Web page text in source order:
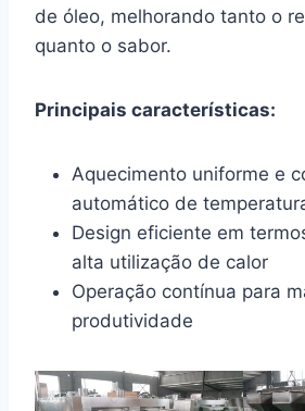
de óleo, melhorando tanto o
quanto o sabor.
Principais características:
Aquecimento uniforme e
automático de
Design eficiente em
alta utilização de calor
Operação contínua para
produtividade